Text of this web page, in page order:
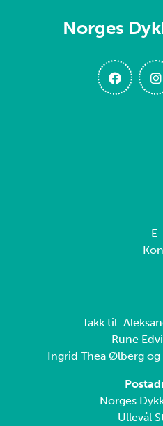
Norges
Takk til:
Rune
Ingrid Thea Ølberg og
Norges
Ullevål